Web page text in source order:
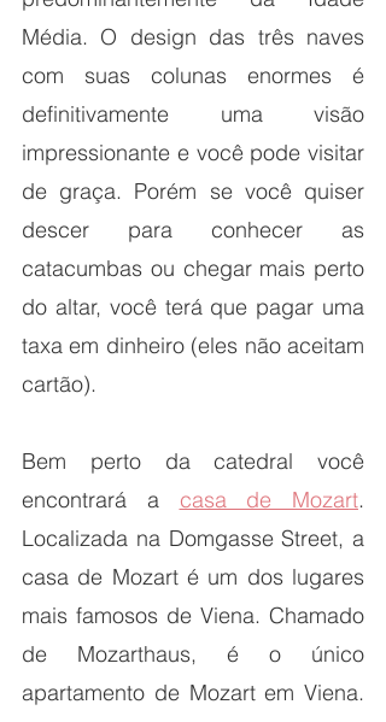
Média. O design das três naves
com suas colunas enormes é
definitivamente uma visão
impressionante e você pode visitar
de graça. Porém se você quiser
descer para conhecer as
catacumbas ou chegar mais perto
do altar, você terá que pagar uma
taxa em dinheiro (eles não aceitam
cartão).
Bem perto da catedral você
encontrará a casa de Mozart
Localizada na Domgasse Street, a
casa de Mozart é um dos lugares
mais famosos de Viena. Chamado
de Mozarthaus, é o único
apartamento de Mozart em Viena.